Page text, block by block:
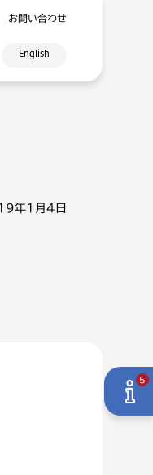
お問い合わせ
English
年1月4日
5